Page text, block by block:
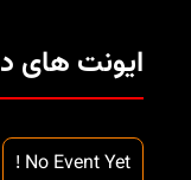
ایونت های
No Event Yet !